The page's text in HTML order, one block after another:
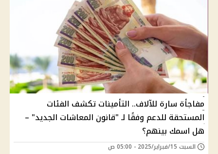
مفاجأة سارة للآلاف.. التأمينات تكشف الفئات
المستحقة للدعم وفقًا لـ "قانون المعاشات الجديد" –
هل اسمك بينهم؟
السبت 15/فبراير/2025 - 05:00 ص